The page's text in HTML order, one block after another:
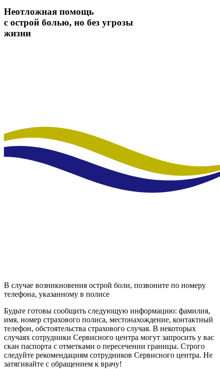
Неотложная помощь
с острой болью, но без угрозы
жизни
В случае возникновения острой боли, позвоните по номеру
телефона, указанному в полисе
Будьте готовы сообщить следующую информацию: фамилия,
имя, номер страхового полиса, местонахождение, контактный
телефон, обстоятельства страхового случая. В некоторых
случаях сотрудники Сервисного центра могут запросить у вас
скан паспорта с отметками о пересечении границы. Строго
следуйте рекомендациям сотрудников Сервисного центра. Не
затягивайте с обращением к врачу!